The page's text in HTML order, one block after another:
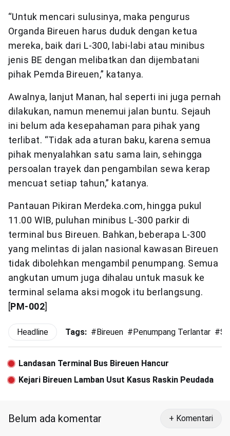
“Untuk mencari sulusinya, maka pengurus
Organda Bireuen harus duduk dengan ketua
mereka, baik dari L-300, labi-labi atau minibus
jenis BE dengan melibatkan dan dijembatani
pihak Pemda Bireuen,” katanya.
Awalnya, lanjut Manan, hal seperti ini juga pernah
dilakukan, namun menemui jalan buntu. Sejauh
ini belum ada kesepahaman para pihak yang
terlibat. “Tidak ada aturan baku, karena semua
pihak menyalahkan satu sama lain, sehingga
persoalan trayek dan pengambilan sewa kerap
mencuat setiap tahun,” katanya.
Pantauan Pikiran Merdeka.com, hingga pukul
11.00 WIB, puluhan minibus L-300 parkir di
terminal bus Bireuen. Bahkan, beberapa L-300
yang melintas di jalan nasional kawasan Bireuen
tidak dibolehkan mengambil penumpang. Semua
angkutan umum juga dihalau untuk masuk ke
terminal selama aksi mogok itu berlangsung.
[PM-002]
Headline Tags: #Bireuen #Penumpang Terlantar #
Landasan Terminal Bus Bireuen Hancur
Kejari Bireuen Lamban Usut Kasus Raskin Peudada
Belum ada komentar + Komentari